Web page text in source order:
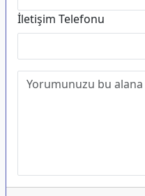
İletişim Telefonu